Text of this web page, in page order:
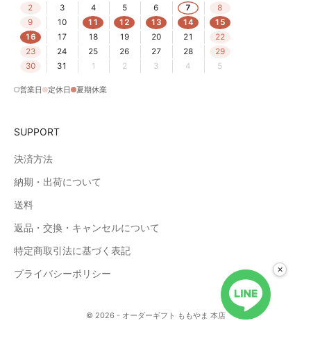
2
3 4 5 6 7
8
9
10 11 12 13 14
15
16
17 18 19 20 21
22
23
24 25 26 27 28
29
30
31 1 2 3 4 5
営業日 定休日 夏期休業
SUPPORT
決済方法
納期・出荷について
送料
返品・交換・キャンセルについて
特定商取引法に基づく表記
プライバシーポリシー
© 2026 - オーダーギフト ももやま 本店
×